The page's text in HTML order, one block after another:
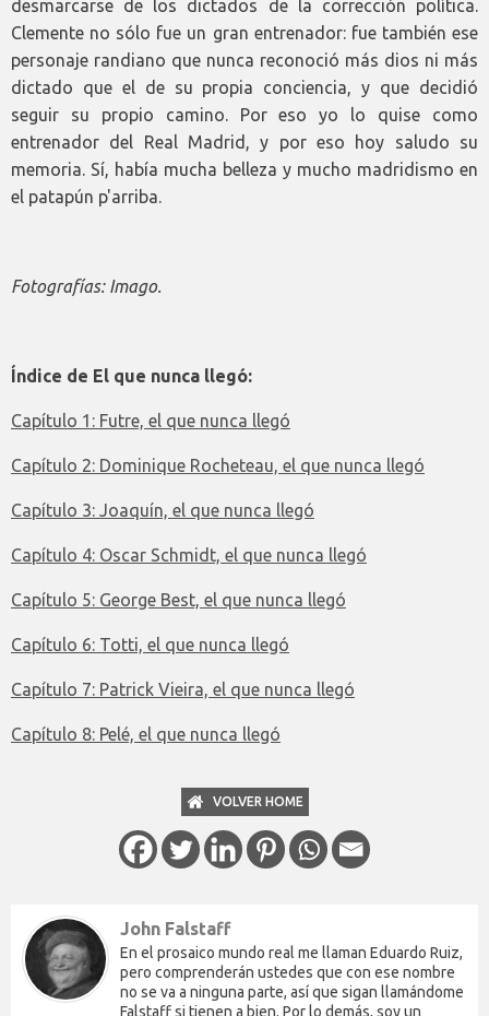
desmarcarse de los dictados de la corrección política.
Clemente no sólo fue un gran entrenador: fue también ese
personaje randiano que nunca reconoció más dios ni más
dictado que el de su propia conciencia, y que decidió
seguir su propio camino. Por eso yo lo quise como
entrenador del Real Madrid, y por eso hoy saludo su
memoria. Sí, había mucha belleza y mucho madridismo en
el patapún p'arriba.
Fotografías: Imago.
Índice de El que nunca llegó:
Capítulo 1: Futre, el que nunca llegó
Capítulo 2: Dominique Rocheteau, el que nunca llegó
Capítulo 3: Joaquín, el que nunca llegó
Capítulo 4: Oscar Schmidt, el que nunca llegó
Capítulo 5: George Best, el que nunca llegó
Capítulo 6: Totti, el que nunca llegó
Capítulo 7: Patrick Vieira, el que nunca llegó
Capítulo 8: Pelé, el que nunca llegó
VOLVER HOME
John Falstaff
En el prosaico mundo real me llaman Eduardo Ruiz,
pero comprenderán ustedes que con ese nombre
no se va a ninguna parte, así que sigan llamándome
Falstaff si tienen a bien. Por lo demás, soy un